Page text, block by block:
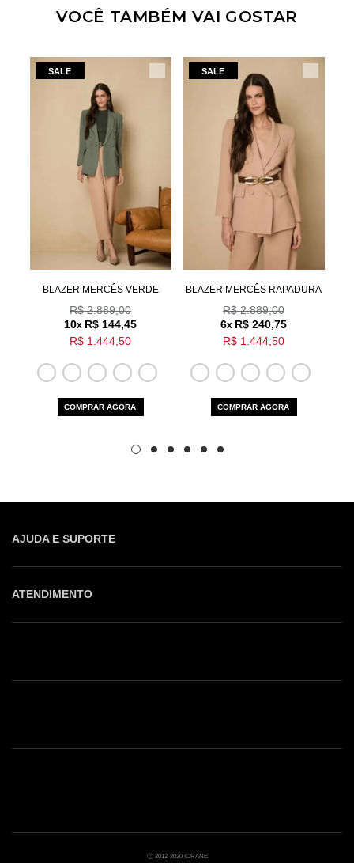
Aceito os termos e polí­ticas de privacidade
VOCÊ TAMBÉM VAI GOSTAR
BLAZER MERCÊS VERDE
R$ 2.889,00
10x R$ 144,45
R$ 1.444,50
COMPRAR AGORA
BLAZER MERCÊS RAPADURA
R$ 2.889,00
6x R$ 240,75
R$ 1.444,50
COMPRAR AGORA
AJUDA E SUPORTE
ATENDIMENTO
Nossas Lojas
Ⓒ 2012-2020 IORANE